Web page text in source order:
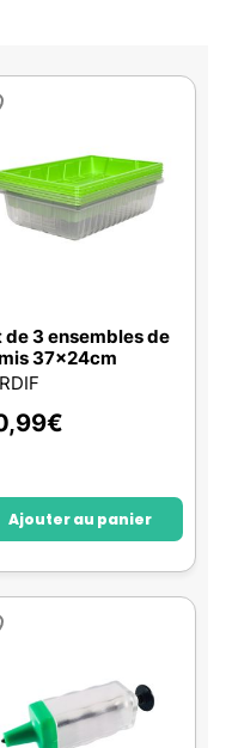
de 3 ensembles de
37x24cm
€
Ajouter au panier